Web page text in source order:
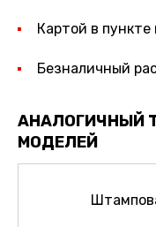
Картой в
Безналичный
АНАЛОГИЧНЫЙ
МОДЕЛЕЙ